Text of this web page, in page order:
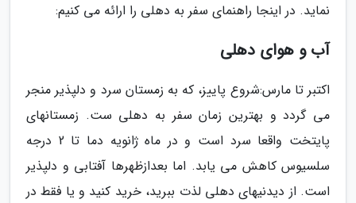
نماید. در اینجا راهنمای سفر به دهلی را ارائه می کنیم:
آب و هوای دهلی
اکتبر تا مارس:شروع پاییز، که به زمستان سرد و دلپذیر منجر
می گردد و بهترین زمان سفر به دهلی ست. زمستانهای
پایتخت واقعا سرد است و در ماه ژانویه دما تا 2 درجه
سلسیوس کاهش می یابد. اما بعدازظهرها آفتابی و دلپذیر
است. از دیدنیهای دهلی لذت ببرید، خرید کنید و یا فقط در